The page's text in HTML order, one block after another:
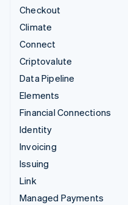
Checkout
Climate
Connect
Criptovalute
Data Pipeline
Elements
Financial Connections
Identity
Invoicing
Issuing
Link
Managed Payments